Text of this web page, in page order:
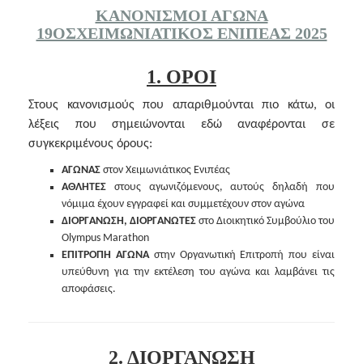
ΚΑΝΟΝΙΣΜΟΊ ΑΓΏΝΑ
19ΟΣΧΕΙΜΩΝΙΑΤΙΚΟΣ ΕΝΙΠΕΑΣ 2025
1. ΟΡΟΙ
Στους κανονισμούς που απαριθμούνται πιο κάτω, οι
λέξεις που σημειώνονται εδώ αναφέρονται σε
συγκεκριμένους όρους:
ΑΓΩΝΑΣ στον Χειμωνιάτικος Ενιπέας
ΑΘΛΗΤΕΣ στους αγωνιζόμενους, αυτούς δηλαδή που
νόμιμα έχουν εγγραφεί και συμμετέχουν στον αγώνα
ΔΙΟΡΓΑΝΩΣΗ, ΔΙΟΡΓΑΝΩΤΕΣ στο Διοικητικό Συμβούλιο του
Olympus Marathon
ΕΠΙΤΡΟΠΗ ΑΓΩΝΑστην Οργανωτική Επιτροπή που είναι
υπεύθυνη για την εκτέλεση του αγώνα και λαμβάνει τις
αποφάσεις.
2. ΔΙΟΡΓΑΝΩΣΗ